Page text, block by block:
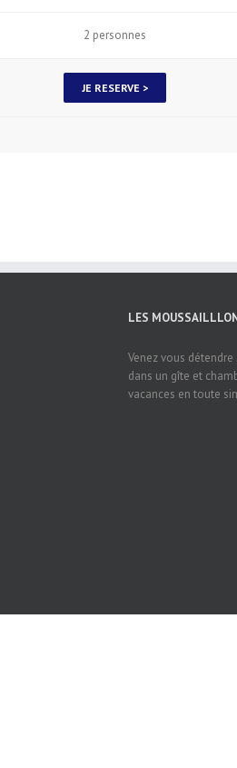
2 personnes
JE RESERVE >
LES
Venez vous
dans un gîte et
vacances en toute